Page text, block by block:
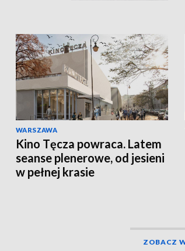
WARSZAWA
Kino Tęcza powraca. Latem
seanse plenerowe, od jesieni
w pełnej krasie
ZOBACZ